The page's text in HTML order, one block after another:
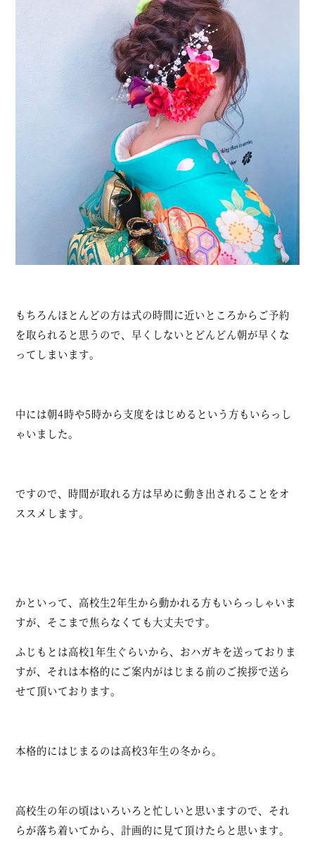
もちろんほとんどの方は式の時間に近いところからご予約
を取られると思うので、早くしないとどんどん朝が早くな
ってしまいます。
中には朝4時や5時から支度をはじめるという方もいらっし
ゃいました。
ですので、時間が取れる方は早めに動き出されることをオ
ススメします。
かといって、高校生2年生から動かれる方もいらっしゃいま
すが、そこまで焦らなくても大丈夫です。
ふじもとは高校1年生ぐらいから、おハガキを送っておりま
すが、それは本格的にご案内がはじまる前のご挨拶で送ら
せて頂いております。
本格的にはじまるのは高校3年生の冬から。
高校生の年の頃はいろいろと忙しいと思いますので、それ
らが落ち着いてから、計画的に見て頂けたらと思います。